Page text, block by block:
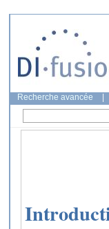
Recherche avancée